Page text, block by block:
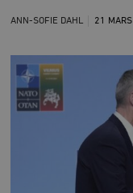
ANN-SOFIE DAHL 21 MARS